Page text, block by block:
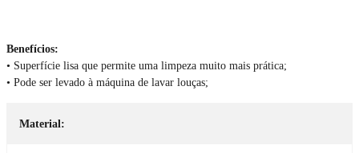
Benefícios:
• Superfície lisa que permite uma limpeza muito mais prática;
• Pode ser levado à máquina de lavar louças;
Material: